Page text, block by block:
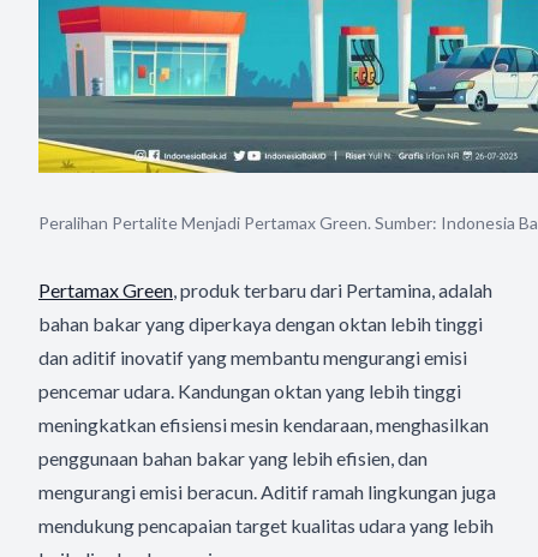
Peralihan Pertalite Menjadi Pertamax Green. Sumber: Indonesia
Pertamax Green, produk terbaru dari Pertamina, adalah
bahan bakar yang diperkaya dengan oktan lebih tinggi
dan aditif inovatif yang membantu mengurangi emisi
pencemar udara. Kandungan oktan yang lebih tinggi
meningkatkan efisiensi mesin kendaraan, menghasilkan
penggunaan bahan bakar yang lebih efisien, dan
mengurangi emisi beracun. Aditif ramah lingkungan juga
mendukung pencapaian target kualitas udara yang lebih